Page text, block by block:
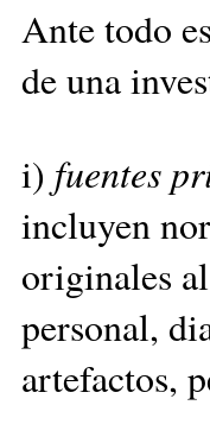
Ante todo
de una
i) fuentes
incluyen
originales
personal,
artefactos,